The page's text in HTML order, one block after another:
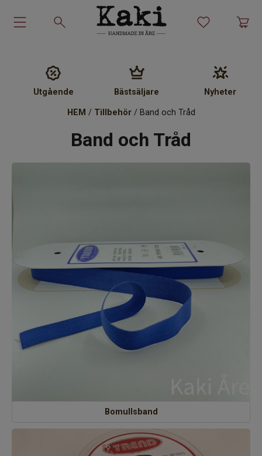
Utgående Bästsäljare Nyheter
HEM / Tillbehör/ Band och Tråd
Band och Tråd
Bomullsband